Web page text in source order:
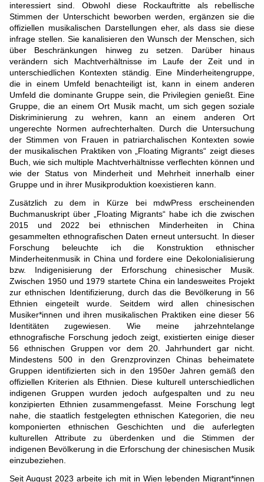
interessiert sind. Obwohl diese Rockauftritte als rebellische
Stimmen der Unterschicht beworben werden, ergänzen sie die
offiziellen musikalischen Darstellungen eher, als dass sie diese
infrage stellen. Sie kanalisieren den Wunsch der Menschen, sich
über Beschränkungen hinweg zu setzen. Darüber hinaus
verändern sich Machtverhältnisse im Laufe der Zeit und in
unterschiedlichen Kontexten ständig. Eine Minderheitengruppe,
die in einem Umfeld benachteiligt ist, kann in einem anderen
Umfeld die dominante Gruppe sein, die Privilegien genießt. Eine
Gruppe, die an einem Ort Musik macht, um sich gegen soziale
Diskriminierung zu wehren, kann an einem anderen Ort
ungerechte Normen aufrechterhalten. Durch die Untersuchung
der Stimmen von Frauen in patriarchalischen Kontexten sowie
der musikalischen Praktiken von „Floating Migrants“ zeigt dieses
Buch, wie sich multiple Machtverhältnisse verflechten können und
wie der Status von Minderheit und Mehrheit innerhalb einer
Gruppe und in ihrer Musikproduktion koexistieren kann.
Zusätzlich zu dem in Kürze bei mdwPress erscheinenden
Buchmanuskript über „Floating Migrants“ habe ich die zwischen
2015 und 2022 bei ethnischen Minderheiten in China
gesammelten ethnografischen Daten erneut untersucht. In dieser
Forschung beleuchte ich die Konstruktion ethnischer
Minderheitenmusik in China und fordere eine Dekolonialisierung
bzw. Indigenisierung der Erforschung chinesischer Musik.
Zwischen 1950 und 1979 startete China ein landesweites Projekt
zur ethnischen Identifizierung, durch das die Bevölkerung in 56
Ethnien eingeteilt wurde. Seitdem wird allen chinesischen
Musiker*innen und ihren musikalischen Praktiken eine dieser 56
Identitäten zugewiesen. Wie meine jahrzehntelange
ethnografische Forschung jedoch zeigt, existierten einige dieser
56 ethnischen Gruppen vor dem 20. Jahrhundert gar nicht.
Mindestens 500 in den Grenzprovinzen Chinas beheimatete
Gruppen identifizierten sich in den 1950er Jahren gemäß den
offiziellen Kriterien als Ethnien. Diese kulturell unterschiedlichen
indigenen Gruppen wurden jedoch aufgespalten und zu neu
konzipierten Ethnien zusammengefasst. Meine Forschung legt
nahe, die staatlich festgelegten ethnischen Kategorien, die neu
komponierten ethnischen Geschichten und die auferlegten
kulturellen Attribute zu überdenken und die Stimmen der
indigenen Bevölkerung in die Erforschung der chinesischen Musik
einzubeziehen.
Seit August 2023 arbeite ich mit in Wien lebenden Migrant*innen